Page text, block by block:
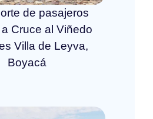
de pasajeros
Cruce al Viñedo
Villa de Leyva,
Boyacá